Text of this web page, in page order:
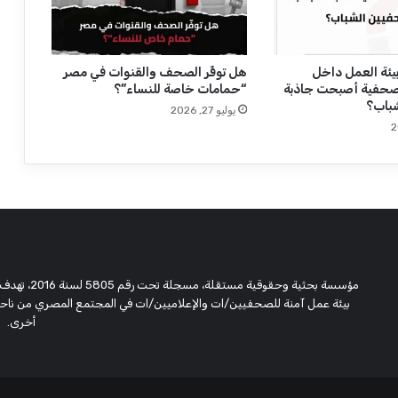
ر
العمل داخل
أصبحت جاذبة
هل توفِّر الصحف والقنوات في مصر
“حمامات خاصة للنساء”؟
يوليو 27, 2026
مؤسسة
بيئة عمل آمنة للصحفيين/ات والإعلاميين/ات في المجتمع المصري من
أخرى.